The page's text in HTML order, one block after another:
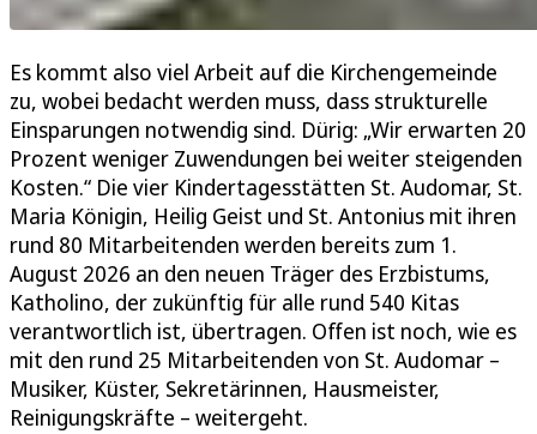
Es kommt also viel Arbeit auf die Kirchengemeinde
zu, wobei bedacht werden muss, dass strukturelle
Einsparungen notwendig sind. Dürig: „Wir erwarten 20
Prozent weniger Zuwendungen bei weiter steigenden
Kosten.“ Die vier Kindertagesstätten St. Audomar, St.
Maria Königin, Heilig Geist und St. Antonius mit ihren
rund 80 Mitarbeitenden werden bereits zum 1.
August 2026 an den neuen Träger des Erzbistums,
Katholino, der zukünftig für alle rund 540 Kitas
verantwortlich ist, übertragen. Offen ist noch, wie es
mit den rund 25 Mitarbeitenden von St. Audomar –
Musiker, Küster, Sekretärinnen, Hausmeister,
Reinigungskräfte – weitergeht.